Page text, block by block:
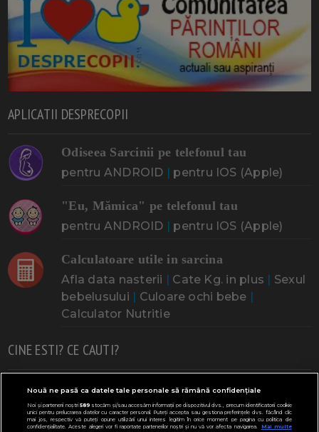
APLICATII DESPRECOPII
Odiseea Sarcinii pe telefonul tau
pentru ANDROID pentru IOS (Apple)
"Eu, Mămica" pe telefonul tau
pentru ANDROID pentru IOS (Apple)
Calculatoare utile in sarcina
Afla data nasterii Cate Kg. in plus
Sexul
bebelusului
Culoare ochi bebe
Calculator Nutritie
CINE ESTI? CE CAUTI?
Doresc un copil Adoptia Probleme cu sarcina
Urmeaza sa nasc Probleme alaptare Bebe plange
Nouă ne pasă ca datele tale personale să rămână confidențiale
Noi și partenerii noștri589stocăm și/sau accesăm informații pe dispozitivul dvs., precum identificatorii cookie
unici pentru prelucrarea datelor cu caracter personal. Puteți accepta sau gestiona preferințele dvs. făcând clic
mai jos, respectiv vă puteți opune utilizării unui interes legitim în orice moment pe pagina cu politica de
confidențialitate. Aceste alegeri vor fi raportate partenerilor noștri și nu vă vor afecta navigarea.
Mai multe